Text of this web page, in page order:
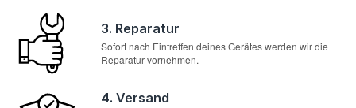
3. Reparatur
Sofort nach Eintreffen deines Gerätes werden wir die
Reparatur vornehmen.
4. Versand